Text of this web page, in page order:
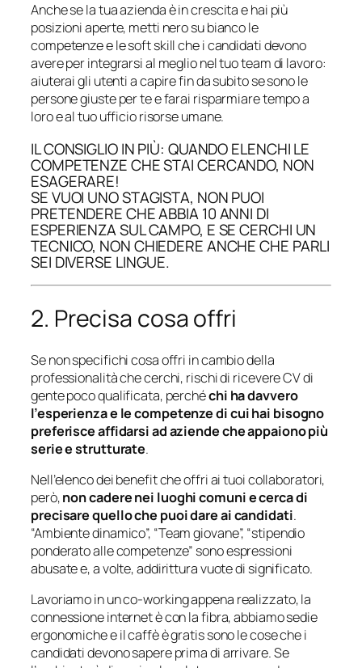
Anche se la tua azienda è in crescita e hai più
posizioni aperte, metti nero su bianco le
competenze e le soft skill che i candidati devono
avere per integrarsi al meglio nel tuo team di lavoro:
aiuterai gli utenti a capire fin da subito se sono le
persone giuste per te e farai risparmiare tempo a
loro e al tuo ufficio risorse umane.
IL CONSIGLIO IN PIÙ: QUANDO ELENCHI LE
COMPETENZE CHE STAI CERCANDO, NON
ESAGERARE!
SE VUOI UNO STAGISTA, NON PUOI
PRETENDERE CHE ABBIA 10 ANNI DI
ESPERIENZA SUL CAMPO, E SE CERCHI UN
TECNICO, NON CHIEDERE ANCHE CHE PARLI
SEI DIVERSE LINGUE.
2. Precisa cosa offri
Se non specifichi cosa offri in cambio della
professionalità che cerchi, rischi di ricevere CV di
gente poco qualificata, perchéchi ha davvero
l’esperienza e le competenze di cui hai bisogno
preferisce affidarsi ad aziende che appaiono più
serie e strutturate.
Nell’elenco dei benefit che offri ai tuoi collaboratori,
però,non cadere nei luoghi comuni e cerca di
precisare quello che puoi dare ai candidati.
“Ambiente dinamico”, “Team giovane”, “stipendio
ponderato alle competenze” sono espressioni
abusate e, a volte, addirittura vuote di significato.
Lavoriamo in unco-working appena realizzato, la
connessione internet è con la fibra, abbiamo sedie
ergonomiche e il caffè è gratis sono le cose che i
candidati devono sapere prima di arrivare. Se